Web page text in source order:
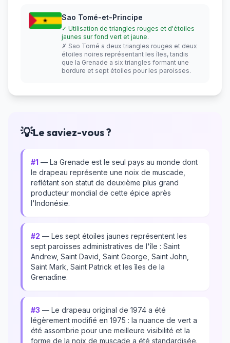
Sao Tomé-et-Principe
✓ Utilisation de triangles rouges et d'étoiles
jaunes sur fond vert et jaune.
✗ Sao Tomé a deux triangles rouges et deux
étoiles noires représentant les îles, tandis
que la Grenade a six triangles formant une
bordure et sept étoiles pour les paroisses.
💡Le saviez-vous ?
#1 — La Grenade est le seul pays au monde dont
le drapeau représente une noix de muscade,
reflétant son statut de deuxième plus grand
producteur mondial de cette épice après
l'Indonésie.
#2 — Les sept étoiles jaunes représentent les
sept paroisses administratives de l'île : Saint
Andrew, Saint David, Saint George, Saint John,
Saint Mark, Saint Patrick et les îles de la
Grenadine.
#3 — Le drapeau original de 1974 a été
légèrement modifié en 1975 : la nuance de vert a
été assombrie pour une meilleure visibilité et la
forme de la noix de muscade a été standardisée.